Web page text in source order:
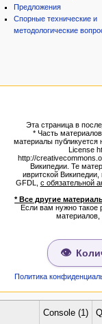
Предложения
Спорные технические и
методологические
Версия
для
Постоянная
ссылка
Сведения
о странице
категории
Народ
Проекты
Проекты/Участники/
дополнения
Публикации:Авторы
Публикации:Статьи по
Темы
ежевиковый куст
ЕжеВиКа,Еврейская
ЕжеВиКа-ТаНаХ
ЕжеВиКа-Публикации
ЕжеВиКа-Книги
электронные),
Эта страница в
* Часть
материалы публикуется
License
http://
Википедии. Те
ивритской
GFDL, с обязательной
* Все другие
Если вам нужно такое
материалов,
Политика
Console (1)